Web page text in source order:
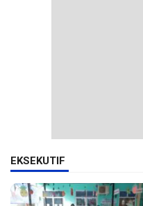
EKSEKUTIF